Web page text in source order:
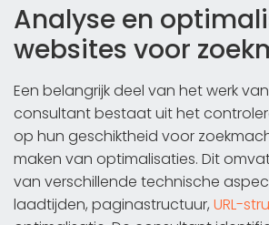
Analyse en
websites voor
Een belangrijk deel van het werk van
consultant bestaat uit het
op hun geschiktheid voor
maken van optimalisaties. Dit
van verschillende technische
laadtijden, paginastructuur, URL-